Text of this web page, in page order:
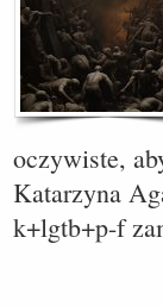
oczywiste,
Katarzyna
k+lgtb+p-f